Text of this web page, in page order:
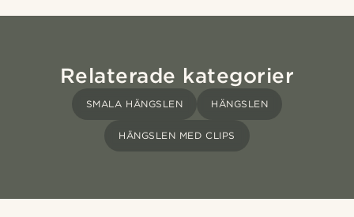
Relaterade kategorier
SMALA HÄNGSLEN HÄNGSLEN
HÄNGSLEN MED CLIPS